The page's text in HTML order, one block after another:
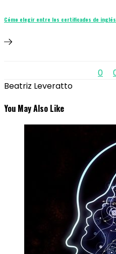
Cómo elegir entre los certificados de
0
Beatriz Leveratto
You May Also Like